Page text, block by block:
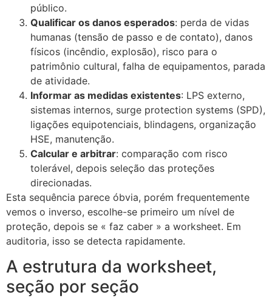
público.
Qualificar os danos esperados: perda de vidas
humanas (tensão de passo e de contato), danos
físicos (incêndio, explosão), risco para o
patrimônio cultural, falha de equipamentos, parada
de atividade.
Informar as medidas existentes: LPS externo,
sistemas internos, surge protection systems (SPD),
ligações equipotenciais, blindagens, organização
HSE, manutenção.
Calcular e arbitrar: comparação com risco
tolerável, depois seleção das proteções
direcionadas.
Esta sequência parece óbvia, porém frequentemente
vemos o inverso, escolhe-se primeiro um nível de
proteção, depois se « faz caber » a worksheet. Em
auditoria, isso se detecta rapidamente.
A estrutura da worksheet,
seção por seção